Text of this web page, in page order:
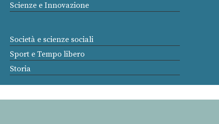
Scienze e Innovazione
Società e scienze sociali
Sport e Tempo libero
Storia